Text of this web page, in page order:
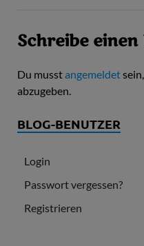
Schreibe
Du musstangemeldet
abzugeben.
BLOG-BENUTZER
Login
Passwort vergessen?
Registrieren